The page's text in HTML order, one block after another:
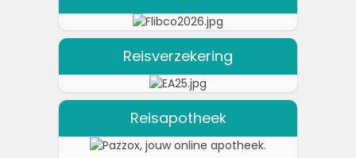
Reisverzekering
Reisapotheek